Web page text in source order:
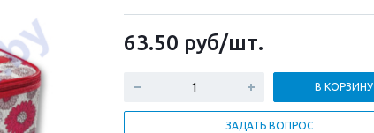
63.50 руб/шт.
В КОРЗИНУ
ЗАДАТЬ ВОПРОС